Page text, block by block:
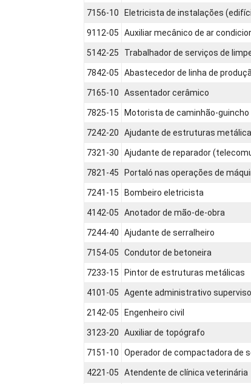
7156-10 Eletricista de instalações
9112-05 Auxiliar mecânico de ar
5142-25 Trabalhador de serviços de
7842-05 Abastecedor de linha de
7165-10 Assentador cerâmico
7825-15 Motorista de caminhão-guincho
7242-20 Ajudante de estruturas
7321-30 Ajudante de reparador
7821-45 Portaló nas operações de
7241-15 Bombeiro eletricista
4142-05 Anotador de mão-de-obra
7244-40 Ajudante de serralheiro
7154-05 Condutor de betoneira
7233-15 Pintor de estruturas metálicas
4101-05 Agente administrativo
2142-05 Engenheiro civil
3123-20 Auxiliar de topógrafo
7151-10 Operador de compactadora de
4221-05 Atendente de clínica veterinária